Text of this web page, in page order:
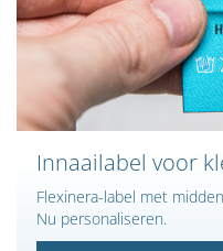
Innaailabel voor
Flexinera-label met
Nu personaliseren.